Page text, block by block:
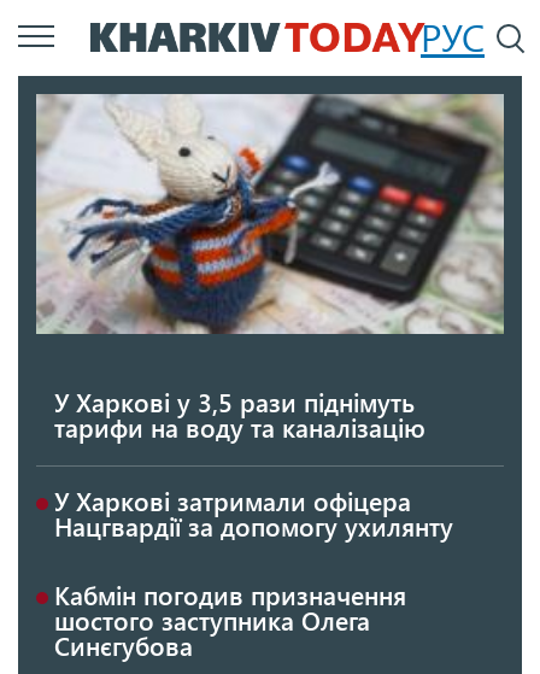
Перейти
до
вмісту
РУС
У Харкові у 3,5 рази піднімуть
тарифи на воду та каналізацію
У Харкові затримали офіцера
Нацгвардії за допомогу ухилянту
Кабмін погодив призначення
шостого заступника Олега
Синєгубова